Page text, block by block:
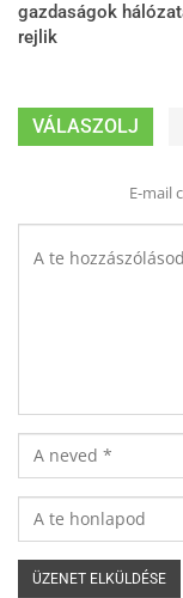
gazdaságok
rejlik
VÁLASZOLJ
E-mail